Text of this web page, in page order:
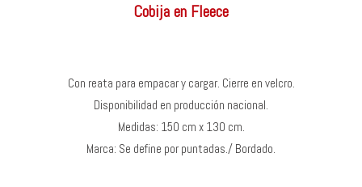
Cobija en Fleece
Con reata para empacar y cargar. Cierre en velcro.
Disponibilidad en producción nacional.
Medidas: 150 cm x 130 cm.
Marca: Se define por puntadas./ Bordado.